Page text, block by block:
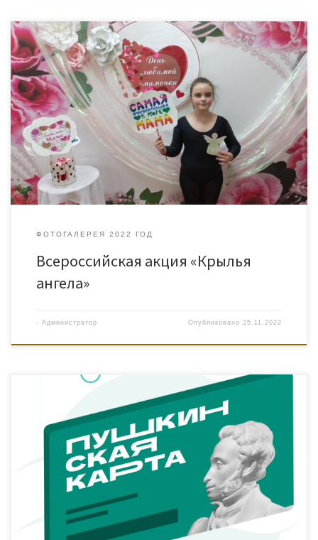
В преддверии Дня матери, во Дворце культуры «Нефтяник»
состоялась Всероссийская акция «Крылья ангела». Основная
цель акции — привлечение внимания общества к вопросам
материнства и детства, жизни детей, формирование ценностных
ориентаций у детей на добро и мир. Участники творческих
коллективов, в том числе из многодетных семей, с большой
радостью разукрашивали своего ангела-хранителя, […]
ФОТОГАЛЕРЕЯ 2022 ГОД
Всероссийская акция «Крылья
ангела»
- Администратор Опубликовано25.11.2022